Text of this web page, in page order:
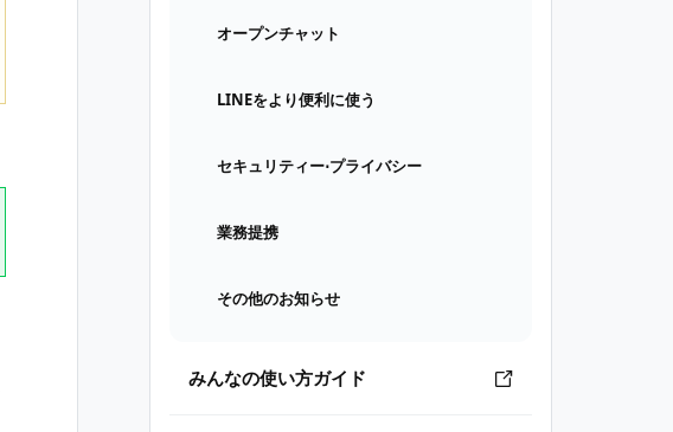
オープンチャット
LINEをより便利に使う
セキュリティー⋅プライバシー
業務提携
その他のお知らせ
みんなの使い方ガイド